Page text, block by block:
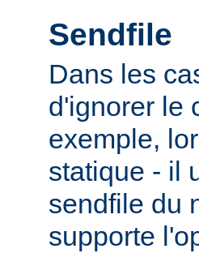
Sendfile
Dans les
d'ignorer le
exemple,
statique - il
sendfile du
supporte